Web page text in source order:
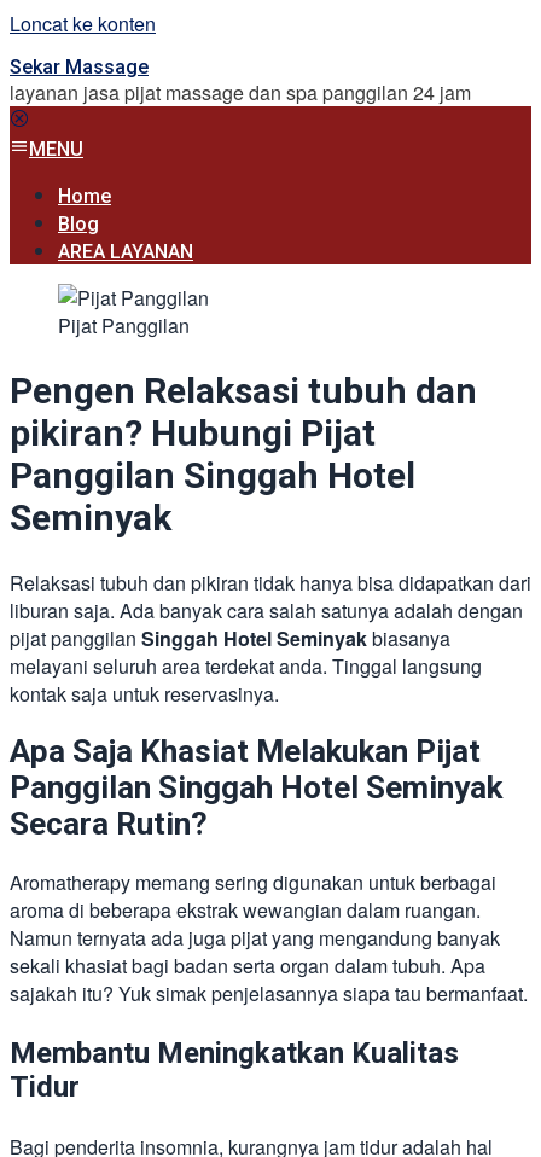
Loncat ke konten
Sekar Massage
layanan jasa pijat massage dan spa panggilan 24 jam
MENU
Home
Blog
AREA LAYANAN
Pijat Panggilan
Pengen Relaksasi tubuh dan
pikiran? Hubungi Pijat
Panggilan Singgah Hotel
Seminyak
Relaksasi tubuh dan pikiran tidak hanya bisa didapatkan dari
liburan saja. Ada banyak cara salah satunya adalah dengan
pijat panggilan Singgah Hotel Seminyakbiasanya
melayani seluruh area terdekat anda. Tinggal langsung
kontak saja untuk reservasinya.
Apa Saja Khasiat Melakukan Pijat
Panggilan Singgah Hotel Seminyak
Secara Rutin?
Aromatherapy memang sering digunakan untuk berbagai
aroma di beberapa ekstrak wewangian dalam ruangan.
Namun ternyata ada juga pijat yang mengandung banyak
sekali khasiat bagi badan serta organ dalam tubuh. Apa
sajakah itu? Yuk simak penjelasannya siapa tau bermanfaat.
Membantu Meningkatkan Kualitas
Tidur
Bagi penderita insomnia, kurangnya jam tidur adalah hal